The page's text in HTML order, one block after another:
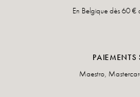
En Belgique dès 60
PAIEMENTS
Maestro,